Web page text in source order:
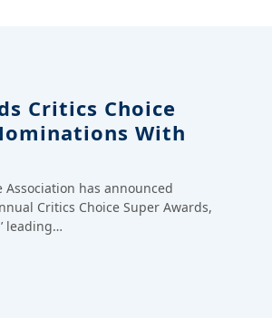
Critics Choice
With
Association has announced
Critics Choice Super Awards,
leading…